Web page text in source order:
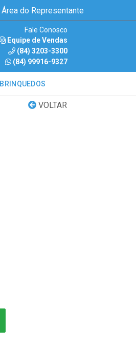
Área do Representante
Fale Conosco
Equipe de Vendas
(84) 3203-3300
(84) 99916-9327
BRINQUEDOS
VOLTAR